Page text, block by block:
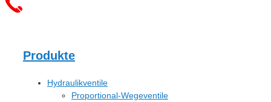
Produkte
Hydraulikventile
Proportional-Wegeventile